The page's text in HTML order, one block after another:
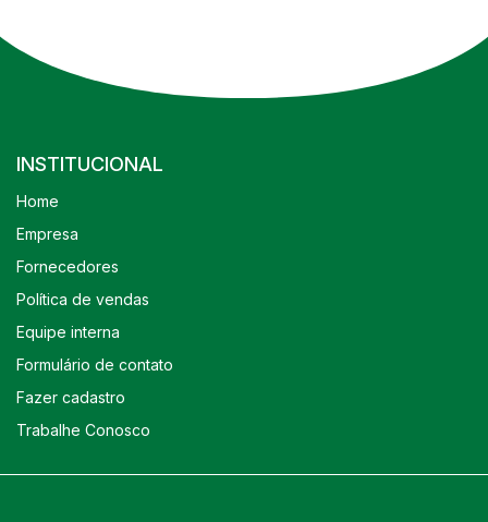
INSTITUCIONAL
Home
Empresa
Fornecedores
Política de vendas
Equipe interna
Formulário de contato
Fazer cadastro
Trabalhe Conosco